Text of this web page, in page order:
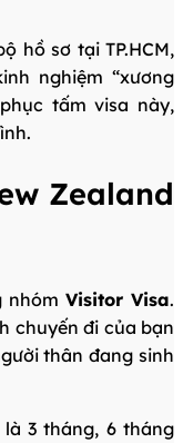
hồ sơ tại TP.HCM,
nghiệm “xương
tấm visa này,
Zealand
nhómVisitor Visa.
chuyến đi của bạn
thân đang sinh
3 tháng, 6 tháng